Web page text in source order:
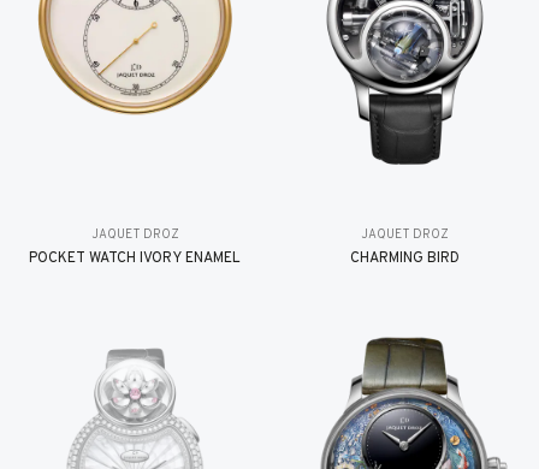
JAQUET DROZ
POCKET WATCH IVORY ENAMEL
JAQUET DROZ
CHARMING BIRD